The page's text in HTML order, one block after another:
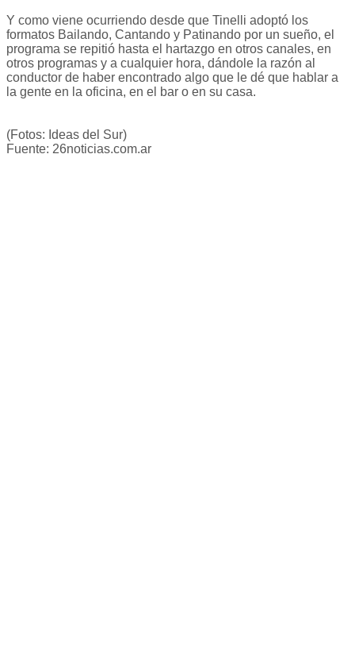
Y como viene ocurriendo desde que Tinelli adoptó los
formatos Bailando, Cantando y Patinando por un sueño, el
programa se repitió hasta el hartazgo en otros canales, en
otros programas y a cualquier hora, dándole la razón al
conductor de haber encontrado algo que le dé que hablar a
la gente en la oficina, en el bar o en su casa.
(Fotos: Ideas del Sur)
Fuente: 26noticias.com.ar